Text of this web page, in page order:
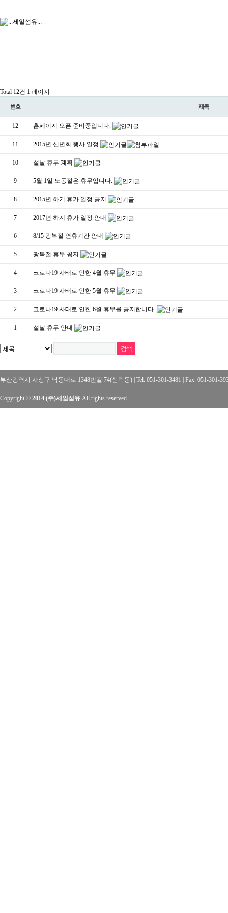
Total 12건 1 페이지
번호 제목
12 홈페이지 오픈 준비중입니다.
11 2015년 신년회 행사 일정
10 설날 휴무 계획
9 5월 1일 노동절은 휴무입니다.
8 2015년 하기 휴가 일정 공지
7 2017년 하계 휴가 일정 안내
6 8/15 광복절 연휴기간 안내
5 광복절 휴무 공지
4 코로나19 사태로 인한 4월 휴무
3 코로나19 사태로 인한 5월 휴무
2 코로나19 사태로 인한 6월 휴무를 공지합니다.
1 설날 휴무 안내
부산광역시 사상구 낙동대로 1348번길 74(삼락동) | Tel. 051-301-3481 | Fax. 051-301-
Copyright © 2014 (주)세일섬유 All rights reserved.